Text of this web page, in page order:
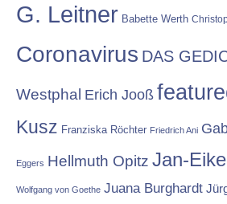
G. Leitner Babette Werth
Coronavirus DAS
Westphal Erich Jooß
Kusz Franziska Röchter Friedrich Ani
Eggers Hellmuth Opitz Jan-
Wolfgang von Goethe Juana Burghardt